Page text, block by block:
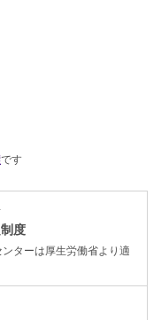
です
度
ターは厚生労働省より適